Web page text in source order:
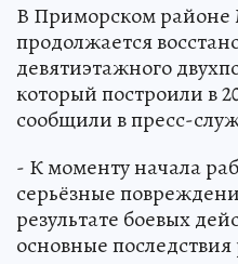
В Приморском
продолжается
девятиэтажного
который построили в
сообщили в пресс-
- К моменту начала
серьёзные
результате боевых
основные